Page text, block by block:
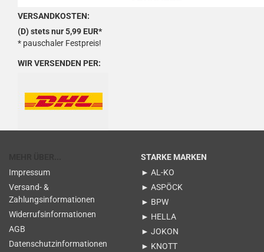
VERSANDKOSTEN:
(D) stets nur 5,99 EUR*
* pauschaler Festpreis!
WIR VERSENDEN PER:
Impressum
Versand- &
Zahlungsinformationen
Widerrufsinformationen
AGB
Datenschutzinformationen
STARKE MARKEN
► AL-KO
► ASPÖCK
► BPW
► HELLA
► JOKON
► KNOTT